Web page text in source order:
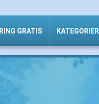
RING GRATIS KATEGORIER